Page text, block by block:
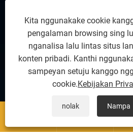
Produk
Hubungi Kita
Kita nggunakake cookie
pengalaman browsing sing
nganalisa lalu lintas situs
konten pribadi. Kanthi
sampeyan setuju kanggo
cookie.Kebijakan
nolak Nampa